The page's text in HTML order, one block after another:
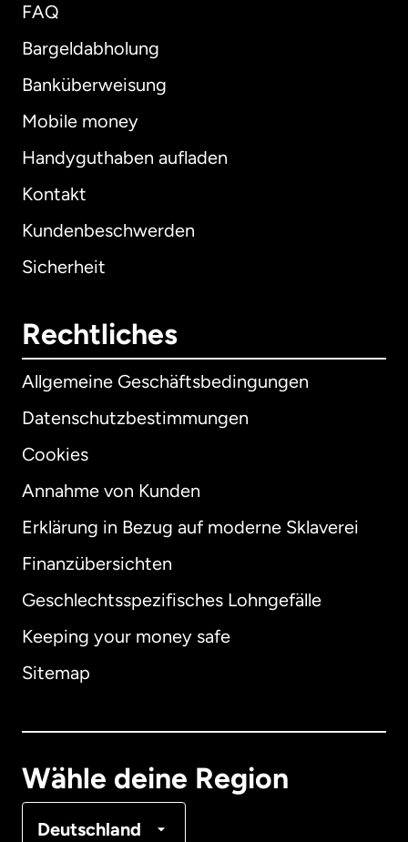
FAQ
Bargeldabholung
Banküberweisung
Mobile money
Handyguthaben aufladen
Kontakt
Kundenbeschwerden
Sicherheit
Rechtliches
Allgemeine Geschäftsbedingungen
Datenschutzbestimmungen
Cookies
Annahme von Kunden
Erklärung in Bezug auf moderne Sklaverei
Finanzübersichten
Geschlechtsspezifisches Lohngefälle
Keeping your money safe
Sitemap
Wähle deine Region
Deutschland
International English
Australien